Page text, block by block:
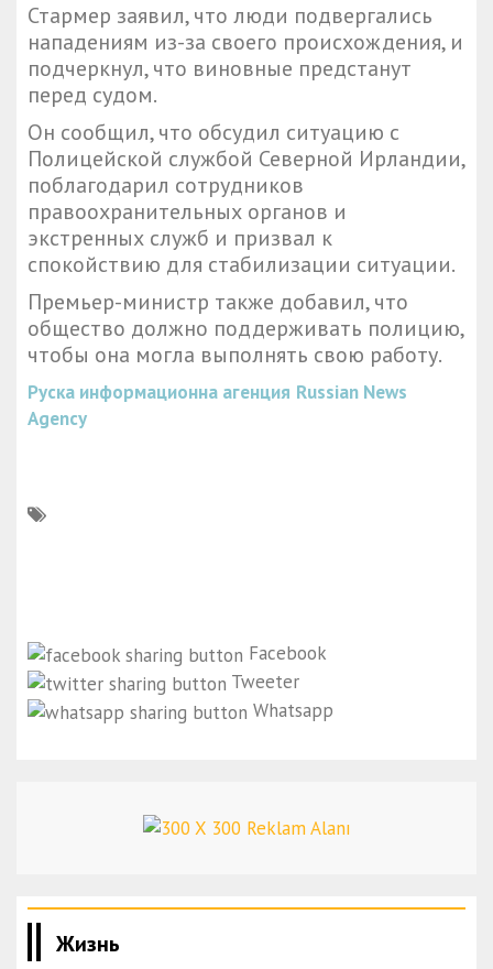
Стармер заявил, что люди подвергались
нападениям из-за своего происхождения, и
подчеркнул, что виновные предстанут
перед судом.
Он сообщил, что обсудил ситуацию с
Полицейской службой Северной Ирландии,
поблагодарил сотрудников
правоохранительных органов и
экстренных служб и призвал к
спокойствию для стабилизации ситуации.
Премьер-министр также добавил, что
общество должно поддерживать полицию,
чтобы она могла выполнять свою работу.
Руска информационна агенция Russian News
Agency
Facebook
Tweeter
Whatsapp
Жизнь